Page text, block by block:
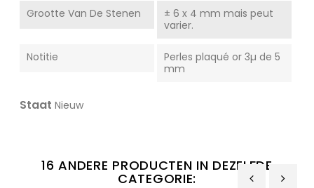
Grootte Van De Stenen
± 6 x 4 mm mais peut
varier.
Notitie
Perles plaqué or 3µ de 5
mm
Staat Nieuw
16 ANDERE PRODUCTEN IN DEZELFDE
CATEGORIE: